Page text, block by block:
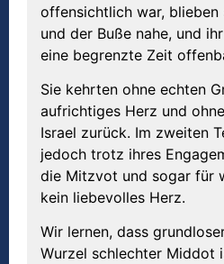
offensichtlich war, blieben
und der Buße nahe, und
eine begrenzte Zeit
Sie kehrten ohne echten
aufrichtiges Herz und
Israel zurück. Im zweiten
jedoch trotz ihres
die Mitzvot und sogar für
kein liebevolles Herz.
Wir lernen, dass
Wurzel schlechter Middot